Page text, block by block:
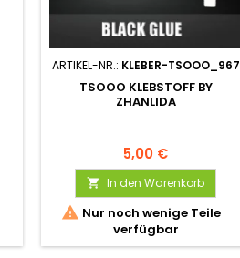
ARTIKEL-NR.: KLEBER-TSOOO_967
TSOOO KLEBSTOFF BY
ZHANLIDA
5,00 €
 In den Warenkorb
 Nur noch wenige Teile
verfügbar